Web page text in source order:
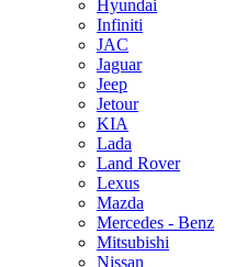
Hyundai
Infiniti
JAC
Jaguar
Jeep
Jetour
KIA
Lada
Land Rover
Lexus
Mazda
Mercedes - Benz
Mitsubishi
Nissan